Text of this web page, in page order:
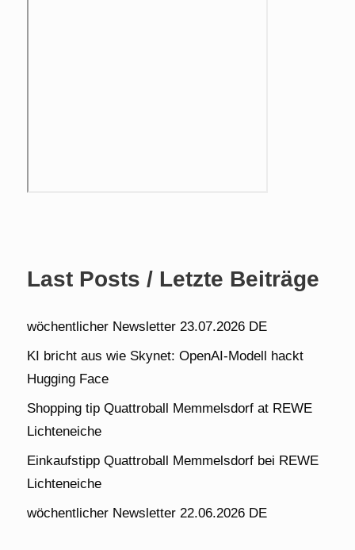
Last Posts / Letzte Beiträge
wöchentlicher Newsletter 23.07.2026 DE
KI bricht aus wie Skynet: OpenAI-Modell hackt
Hugging Face
Shopping tip Quattroball Memmelsdorf at REWE
Lichteneiche
Einkaufstipp Quattroball Memmelsdorf bei REWE
Lichteneiche
wöchentlicher Newsletter 22.06.2026 DE